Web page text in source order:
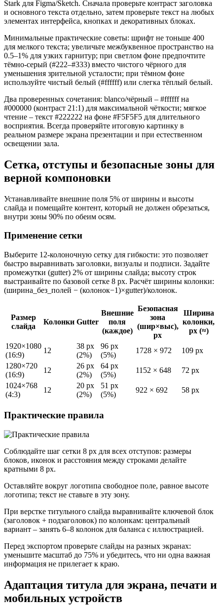
Stark для Figma/Sketch. Сначала проверьте контраст заголовка
и основного текста отдельно, затем проверьте текст на любых
элементах интерфейса, кнопках и декоративных блоках.
Минимальные практические советы: шрифт не тоньше 400
для мелкого текста; увеличьте межбуквенное пространство на
0.5–1% для узких гарнитур; при светлом фоне предпочтите
тёмно-серый (#222–#333) вместо чистого чёрного для
уменьшения зрительной усталости; при тёмном фоне
используйте чистый белый (#ffffff) или слегка тёплый белый.
Два проверенных сочетания: blanco/чёрный – #ffffff на
#000000 (контраст 21:1) для максимальной чёткости; мягкое
чтение – текст #222222 на фоне #F5F5F5 для длительного
восприятия. Всегда проверяйте итоговую картинку в
реальном размере экрана презентации и при естественном
освещении зала.
Сетка, отступы и безопасные зоны для
верной компоновки
Устанавливайте внешние поля 5% от ширины и высоты
слайда и помещайте контент, который не должен обрезаться,
внутри зоны 90% по обеим осям.
Применение сетки
Выберите 12-колоночную сетку для гибкости: это позволяет
быстро выравнивать заголовки, визуалы и подписи. Задайте
промежутки (gutter) 2% от ширины слайда; высоту строк
выстраивайте по базовой сетке 8 px. Расчёт ширины колонки:
(ширина_без_полей − (колонок−1)×gutter)/колонок.
Размер
слайда
Колонки Gutter
Внешние
поля
(каждое)
Безопасная
зона
(шир×выс),
px
Ширина
колонки,
px (≈)
1920×1080
(16:9)
12
38 px
(2%)
96 px
(5%)
1728 × 972
109 px
1280×720
(16:9)
12
26 px
(2%)
64 px
(5%)
1152 × 648
72 px
1024×768
(4:3)
12
20 px
(2%)
51 px
(5%)
922 × 692 58 px
Практические правила
Соблюдайте шаг сетки 8 px для всех отступов: размеры
блоков, иконок и расстояния между строками делайте
кратными 8 px.
Оставляйте вокруг логотипа свободное поле, равное высоте
логотипа; текст не ставьте в эту зону.
При верстке титульного слайда выравнивайте ключевой блок
(заголовок + подзаголовок) по колонкам: центральный
вариант – занять 6–8 колонок для баланса с иллюстрацией.
Перед экспортом проверьте слайды на разных экранах:
уменьшите масштаб до 75% и убедитесь, что ни одна важная
информация не прилегает к краю.
Адаптация титула для экрана, печати и
мобильных устройств